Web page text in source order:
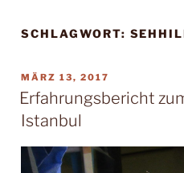
SCHLAGWORT:
VERÖFFENTLICHT
AM
MÄRZ 13, 2017
Erfahrungsbericht
Istanbul